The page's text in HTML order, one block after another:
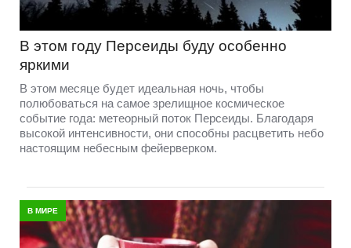
В этом году Персеиды буду особенно
яркими
В этом месяце будет идеальная ночь, чтобы
полюбоваться на самое зрелищное космическое
событие года: метеорный поток Персеиды. Благодаря
высокой интенсивности, они способны расцветить небо
настоящим небесным фейерверком.
В МИРЕ